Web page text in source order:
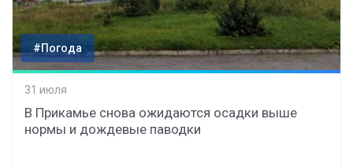
#Погода
31 июля
В Прикамье снова ожидаются осадки выше
нормы и дождевые паводки